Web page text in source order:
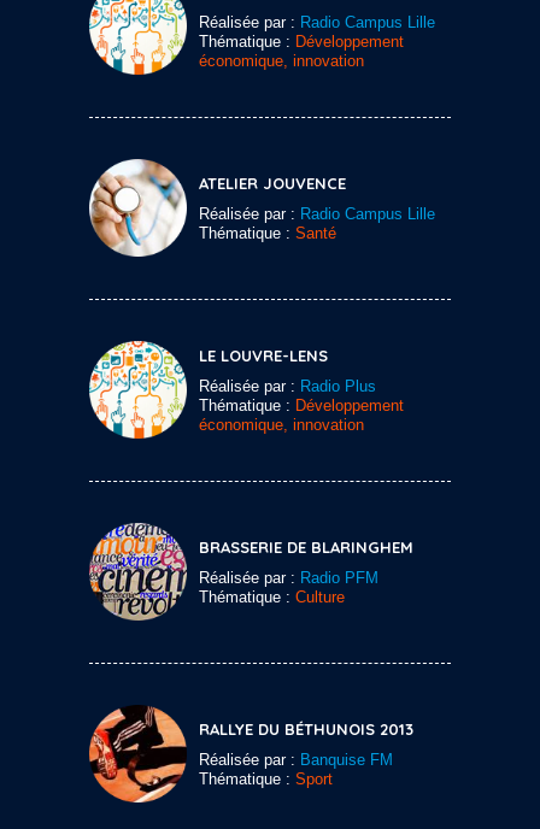
Réalisée par : Radio Campus Lille
Thématique : Développement
économique, innovation
ATELIER JOUVENCE
Réalisée par : Radio Campus Lille
Thématique : Santé
LE LOUVRE-LENS
Réalisée par : Radio Plus
Thématique : Développement
économique, innovation
BRASSERIE DE BLARINGHEM
Réalisée par : Radio PFM
Thématique : Culture
RALLYE DU BÉTHUNOIS 2013
Réalisée par : Banquise FM
Thématique : Sport